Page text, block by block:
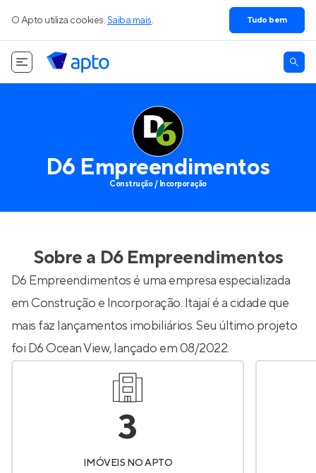
O Apto utiliza cookies. Saiba mais. Tudo bem
D6 Empreendimentos
Construção / Incorporação
Sobre a D6 Empreendimentos
D6 Empreendimentos é uma empresa especializada
em Construção e Incorporação. Itajaí é a cidade que
mais faz lançamentos imobiliários. Seu último projeto
foi D6 Ocean View, lançado em 08/2022.
3
IMÓVEIS NO APTO